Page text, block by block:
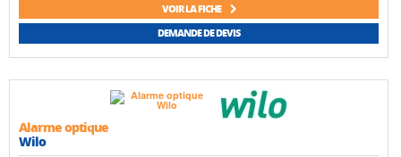
VOIR LA FICHE
DEMANDE DE DEVIS
Alarme optique
Wilo